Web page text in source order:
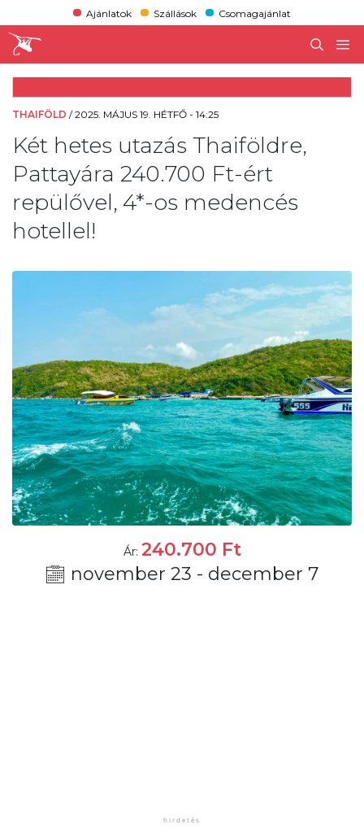
Ajánlatok Szállások Csomagajánlat
THAIFÖLD /2025. MÁJUS 19. HÉTFŐ - 14:25
Két hetes utazás Thaiföldre,
Pattayára 240.700 Ft-ért
repülővel, 4*-os medencés
hotellel!
Ár: 240.700 Ft
november 23 - december 7